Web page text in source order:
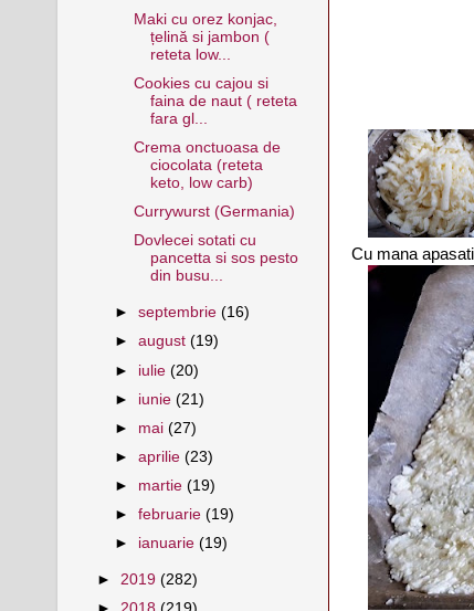
Cu mana
Maki cu orez konjac,
țelină si jambon (
reteta low...
Cookies cu cajou si
faina de naut ( reteta
fara gl...
Crema onctuoasa de
ciocolata (reteta
keto, low carb)
Currywurst (Germania)
Dovlecei sotati cu
pancetta si sos pesto
din busu...
►septembrie(16)
►august(19)
► iulie(20)
► iunie(21)
► mai(27)
►aprilie(23)
► martie(19)
►februarie(19)
► ianuarie(19)
► 2019 (282)